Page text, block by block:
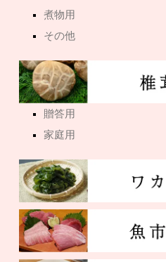
煮物用
その他
贈答用
家庭用